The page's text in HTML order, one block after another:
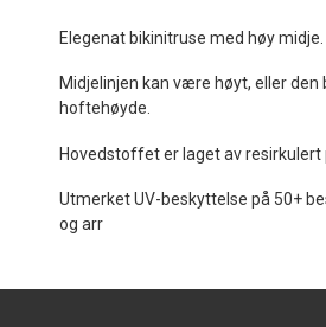
Elegenat bikinitruse med høy midje.
Midjelinjen kan være høyt, eller den
hoftehøyde.
Hovedstoffet er laget av resirkulert
Utmerket UV-beskyttelse på 50+
og arr